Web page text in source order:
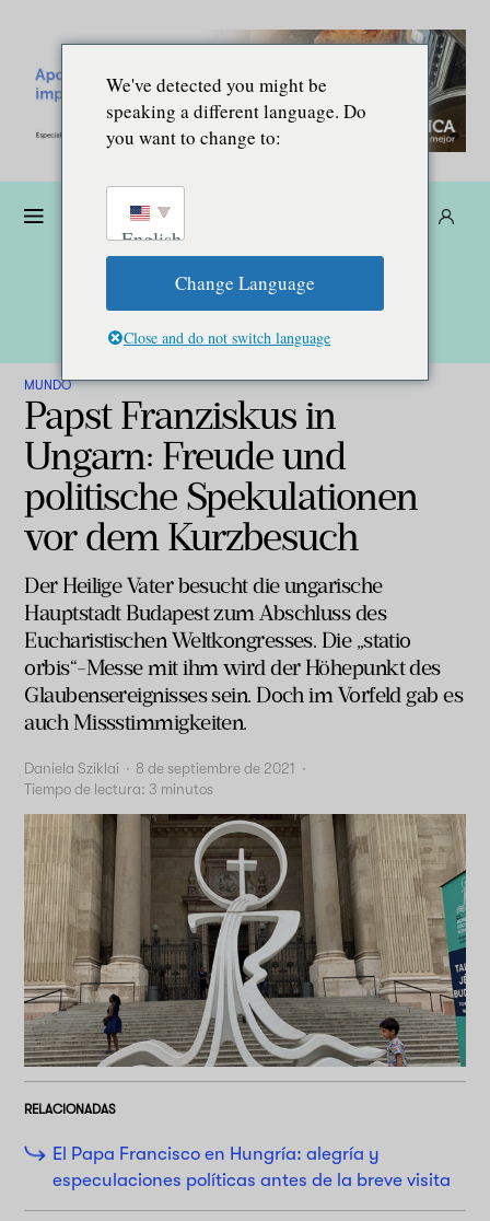
MUNDO
Papst Franziskus in
Ungarn: Freude und
politische Spekulationen
vor dem Kurzbesuch
Der Heilige Vater besucht die ungarische
Hauptstadt Budapest zum Abschluss des
Eucharistischen Weltkongresses. Die „statio
orbis“-Messe mit ihm wird der Höhepunkt des
Glaubensereignisses sein. Doch im Vorfeld gab es
auch Missstimmigkeiten.
Daniela Sziklai · 8 de septiembre de 2021 ·
Tiempo de lectura: 3 minutos
RELACIONADAS
El Papa Francisco en Hungría: alegría y
especulaciones políticas antes de la breve visita
We've detected you might be
speaking a different language. Do
you want to change to:
English
Change Language
Close and do not switch language